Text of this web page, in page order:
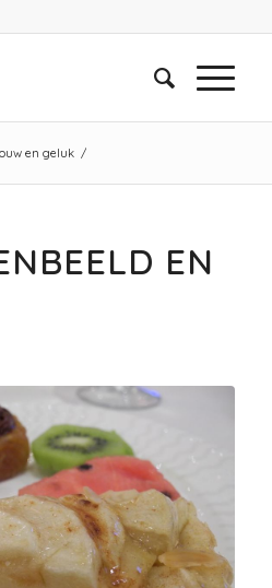
en geluk /
EN